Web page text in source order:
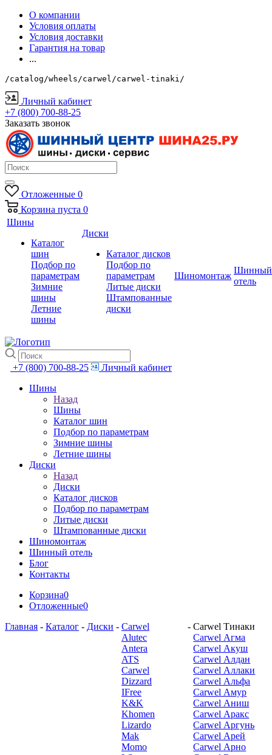
О компании
Условия оплаты
Условия доставки
Гарантия на товар
...
/catalog/wheels/carwel/carwel-tinaki/
Личный кабинет
+7 (800) 700-88-25
Заказать звонок
Отложенные 0
Корзина пуста 0
Шины
Каталог
шин
Подбор по
параметрам
Зимние
шины
Летние
шины
Диски
Каталог дисков
Подбор по
параметрам
Литые диски
Штампованные
диски
Шиномонтаж
Шинный
отель
+7 (800) 700-88-25
Личный кабинет
Шины
Назад
Шины
Каталог шин
Подбор по параметрам
Зимние шины
Летние шины
Диски
Назад
Диски
Каталог дисков
Подбор по параметрам
Литые диски
Штампованные диски
Шиномонтаж
Шинный отель
Блог
Контакты
Корзина0
Отложенные0
Главная - Каталог - Диски - Carwel
Alutec
Antera
ATS
Carwel
Dizzard
IFree
K&K
Khomen
Lizardo
Mak
Momo
-Carwel Тинаки
Carwel Агма
Carwel Акуш
Carwel Алдан
Carwel Аллаки
Carwel Альфа
Carwel Амур
Carwel Аниш
Carwel Аракс
Carwel Аргунь
Carwel Арей
Carwel Арно